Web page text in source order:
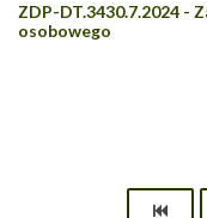
ZDP-DT.3430.7.2024 -
osobowego